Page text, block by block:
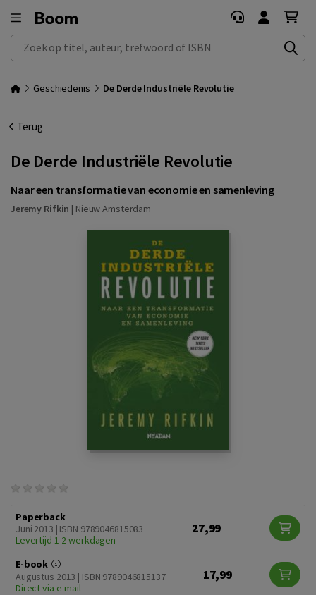
Zoek op titel, auteur, trefwoord of ISBN
Geschiedenis De Derde Industriële Revolutie
Terug
De Derde Industriële Revolutie
Naar een transformatie van economie en samenleving
Jeremy Rifkin | Nieuw Amsterdam
Paperback
Juni 2013 | ISBN 9789046815083
Levertijd 1-2 werkdagen
27,99
E-book
Augustus 2013 | ISBN 9789046815137
Direct via e-mail
17,99